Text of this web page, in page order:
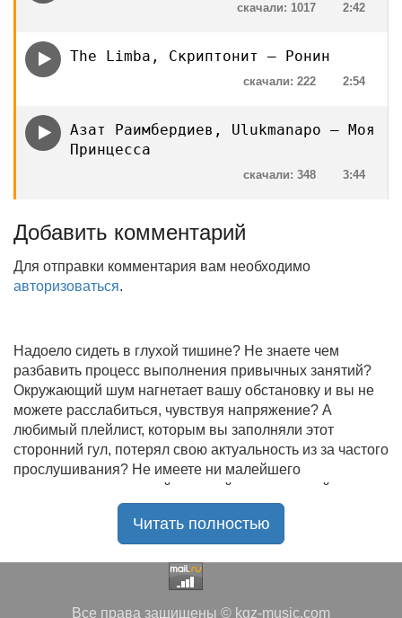
2:42
скачали: 1017
The Limba, Скриптонит — Ронин
2:54
скачали: 222
Азат Раимбердиев, Ulukmanapo — Моя
Принцесса
3:44
скачали: 348
Добавить комментарий
Для отправки комментария вам необходимо
авторизоваться.
Надоело сидеть в глухой тишине? Не знаете чем
разбавить процесс выполнения привычных занятий?
Окружающий шум нагнетает вашу обстановку и вы не
можете расслабиться, чувствуя напряжение? А
любимый плейлист, которым вы заполняли этот
сторонний гул, потерял свою актуальность из за частого
прослушивания? Не имеете ни малейшего
представления, где найти новый качественный контент
на замену старому? В таком случае вы обратились по
радостью приветствует своих старых и новых
Читать полностью
Все права защищены © kgz-music.com